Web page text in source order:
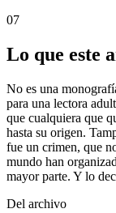
07
Lo que este
No es una
para una lectora
que cualquiera que
hasta su origen.
fue un crimen, que
mundo han
mayor parte. Y lo
Del archivo